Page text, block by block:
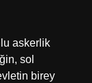
askerlik
sol
birey